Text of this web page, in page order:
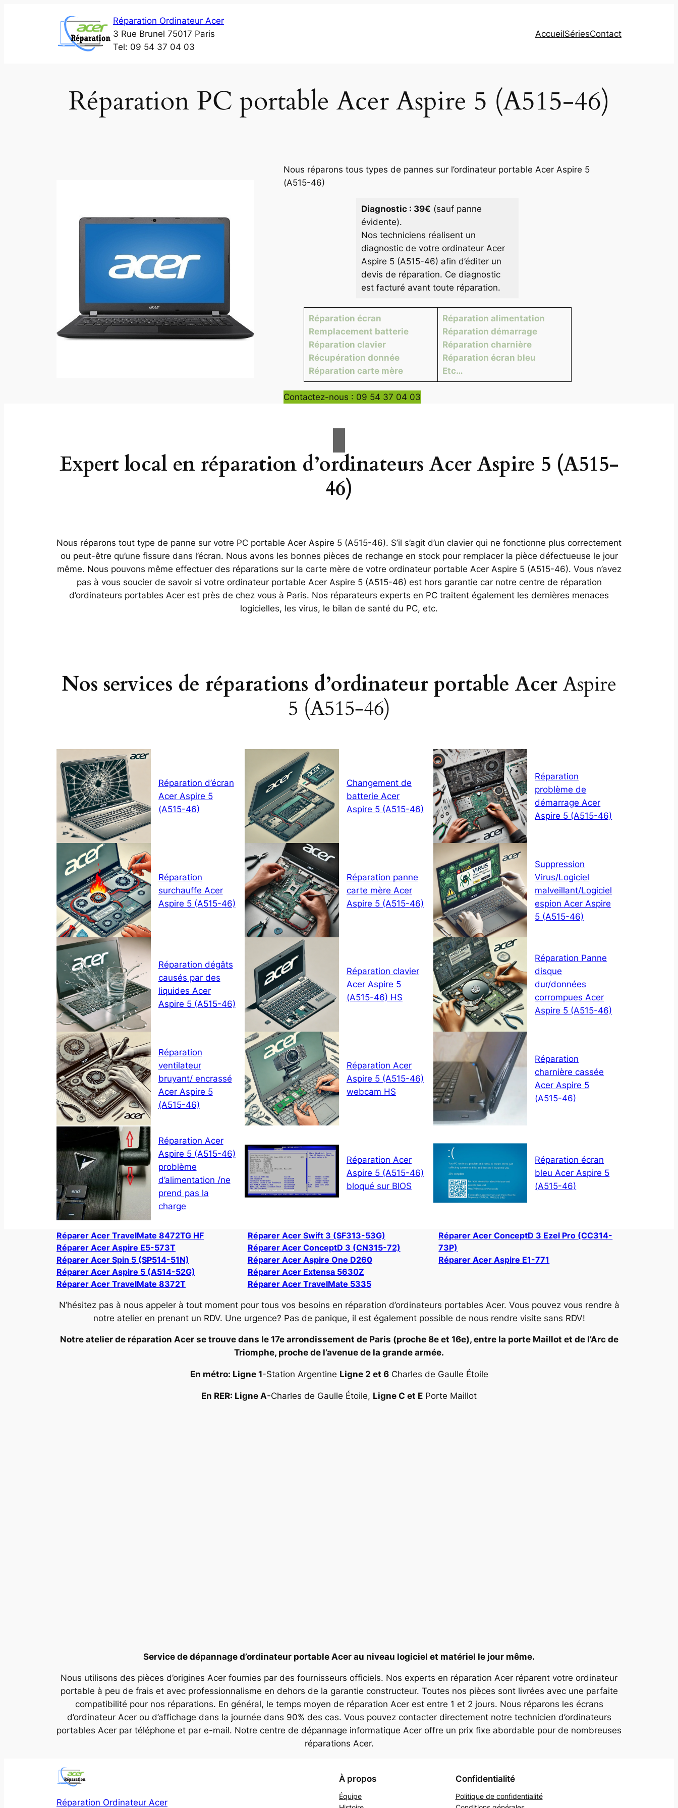
Réparation Ordinateur Acer
3 Rue Brunel 75017 Paris
Tel: 09 54 37 04 03
AccueilSériesContact
Réparation PC portable Acer Aspire 5 (A515-46)
Nous réparons tous types de pannes sur l’ordinateur portable Acer Aspire 5
(A515-46)
Diagnostic : 39€ (sauf panne
évidente).
Nos techniciens réalisent un
diagnostic de votre ordinateur Acer
Aspire 5 (A515-46) afin d’éditer un
devis de réparation. Ce diagnostic
est facturé avant toute réparation.
Réparation écran
Remplacement batterie
Réparation clavier
Récupération donnée
Réparation carte mère
Réparation alimentation
Réparation démarrage
Réparation charnière
Réparation écran bleu
Etc…
Contactez-nous : 09 54 37 04 03
Expert local en réparation d’ordinateurs Acer Aspire 5 (A515-
46)
Nous réparons tout type de panne sur votre PC portable Acer Aspire 5 (A515-46). S’il s’agit d’un clavier qui ne fonctionne plus correctement
ou peut-être qu’une fissure dans l’écran. Nous avons les bonnes pièces de rechange en stock pour remplacer la pièce défectueuse le jour
même. Nous pouvons même effectuer des réparations sur la carte mère de votre ordinateur portable Acer Aspire 5 (A515-46). Vous n’avez
pas à vous soucier de savoir si votre ordinateur portable Acer Aspire 5 (A515-46) est hors garantie car notre centre de réparation
d’ordinateurs portables Acer est près de chez vous à Paris. Nos réparateurs experts en PC traitent également les dernières menaces
logicielles, les virus, le bilan de santé du PC, etc.
Nos services de réparations d’ordinateur portable Acer Aspire
5 (A515-46)
Réparation d’écran
Acer Aspire 5
(A515-46)
Changement de
batterie Acer
Aspire 5 (A515-46)
Réparation
problème de
démarrage Acer
Aspire 5 (A515-46)
Réparation
surchauffe Acer
Aspire 5 (A515-46)
Réparation panne
carte mère Acer
Aspire 5 (A515-46)
Suppression
Virus/Logiciel
malveillant/Logiciel
espion Acer Aspire
5 (A515-46)
Réparation dégâts
causés par des
liquides Acer
Aspire 5 (A515-46)
Réparation clavier
Acer Aspire 5
(A515-46) HS
Réparation Panne
disque
dur/données
corrompues Acer
Aspire 5 (A515-46)
Réparation
ventilateur
bruyant/ encrassé
Acer Aspire 5
(A515-46)
Réparation Acer
Aspire 5 (A515-46)
webcam HS
Réparation
charnière cassée
Acer Aspire 5
(A515-46)
Réparation Acer
Aspire 5 (A515-46)
problème
d’alimentation /ne
prend pas la
charge
Réparation Acer
Aspire 5 (A515-46)
bloqué sur BIOS
Réparation écran
bleu Acer Aspire 5
(A515-46)
Réparer Acer TravelMate 8472TG HF
Réparer Acer Aspire E5-573T
Réparer Acer Spin 5 (SP514-51N)
Réparer Acer Aspire 5 (A514-52G)
Réparer Acer TravelMate 8372T
Réparer Acer Swift 3 (SF313-53G)
Réparer Acer ConceptD 3 (CN315-72)
Réparer Acer Aspire One D260
Réparer Acer Extensa 5630Z
Réparer Acer TravelMate 5335
Réparer Acer ConceptD 3 Ezel Pro (CC314-
73P)
Réparer Acer Aspire E1-771
N’hésitez pas à nous appeler à tout moment pour tous vos besoins en réparation d’ordinateurs portables Acer. Vous pouvez vous rendre à
notre atelier en prenant un RDV. Une urgence? Pas de panique, il est également possible de nous rendre visite sans RDV!
Notre atelier de réparation Acer se trouve dans le 17e arrondissement de Paris (proche 8e et 16e), entre la porte Maillot et de l’Arc de
Triomphe, proche de l’avenue de la grande armée.
En métro: Ligne 1-Station Argentine Ligne 2 et 6Charles de Gaulle Étoile
En RER: Ligne A-Charles de Gaulle Étoile, Ligne C et E Porte Maillot
Service de dépannage d’ordinateur portable Acer au niveau logiciel et matériel le jour même.
Nous utilisons des pièces d’origines Acer fournies par des fournisseurs officiels. Nos experts en réparation Acer réparent votre ordinateur
portable à peu de frais et avec professionnalisme en dehors de la garantie constructeur. Toutes nos pièces sont livrées avec une parfaite
compatibilité pour nos réparations. En général, le temps moyen de réparation Acer est entre 1 et 2 jours. Nous réparons les écrans
d’ordinateur Acer ou d’affichage dans la journée dans 90% des cas. Vous pouvez contacter directement notre technicien d’ordinateurs
portables Acer par téléphone et par e-mail. Notre centre de dépannage informatique Acer offre un prix fixe abordable pour de nombreuses
réparations Acer.
Réparation Ordinateur Acer
À propos
Équipe
Confidentialité
Politique de confidentialité